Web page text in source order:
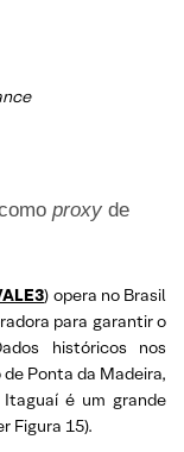
proxy de
) opera no Brasil
para garantir o
históricos nos
Ponta da Madeira,
é um grande
Figura 15).